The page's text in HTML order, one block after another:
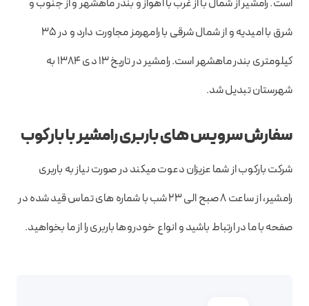
است. رامشیر از شمال با از غرب با اهواز و بندر ماهشهر و از جنوب و
شرق با امیدیه و از شمال شرقی با رامهرمز مجاورت دارد و در ۳۵
کیلومتری بندر ماهشهر است. رامشیر در تاریخ ۱۳ دی ۱۳۸۴ به
شهرستان تبدیل شد.
سفارش سرویس های باربری رامشیر با بارکوب
شرکت بارکوب از شما عزیزان دعوت میکند در صورت نیاز به باربری
رامشیر، از ساعت ۸ صبح الی ۲۳ شب با شماره های تماس قید شده در
صفحه با ما در ارتباط باشید و انواع خودروها باربری را از ما بخواهید.